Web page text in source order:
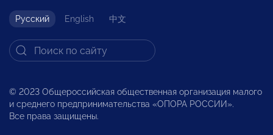
Русский English 中文
© 2023 Общероссийская общественная организация малого
и среднего предпринимательства «ОПОРА РОССИИ».
Все права защищены.